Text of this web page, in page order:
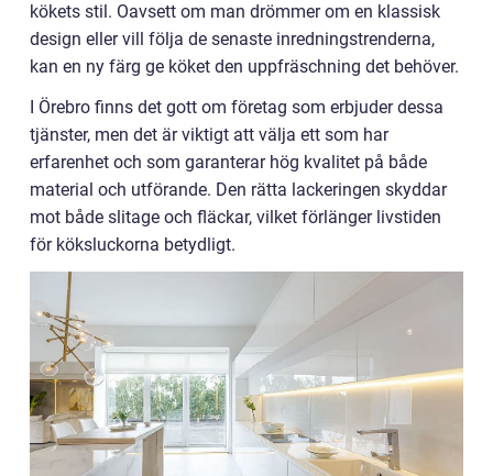
kökets stil. Oavsett om man drömmer om en klassisk
design eller vill följa de senaste inredningstrenderna,
kan en ny färg ge köket den uppfräschning det behöver.
I Örebro finns det gott om företag som erbjuder dessa
tjänster, men det är viktigt att välja ett som har
erfarenhet och som garanterar hög kvalitet på både
material och utförande. Den rätta lackeringen skyddar
mot både slitage och fläckar, vilket förlänger livstiden
för köksluckorna betydligt.